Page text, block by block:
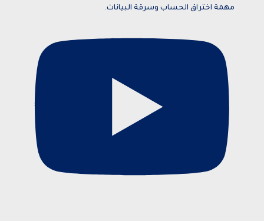
مهمة اختراق الحساب وسرقة البيانات.